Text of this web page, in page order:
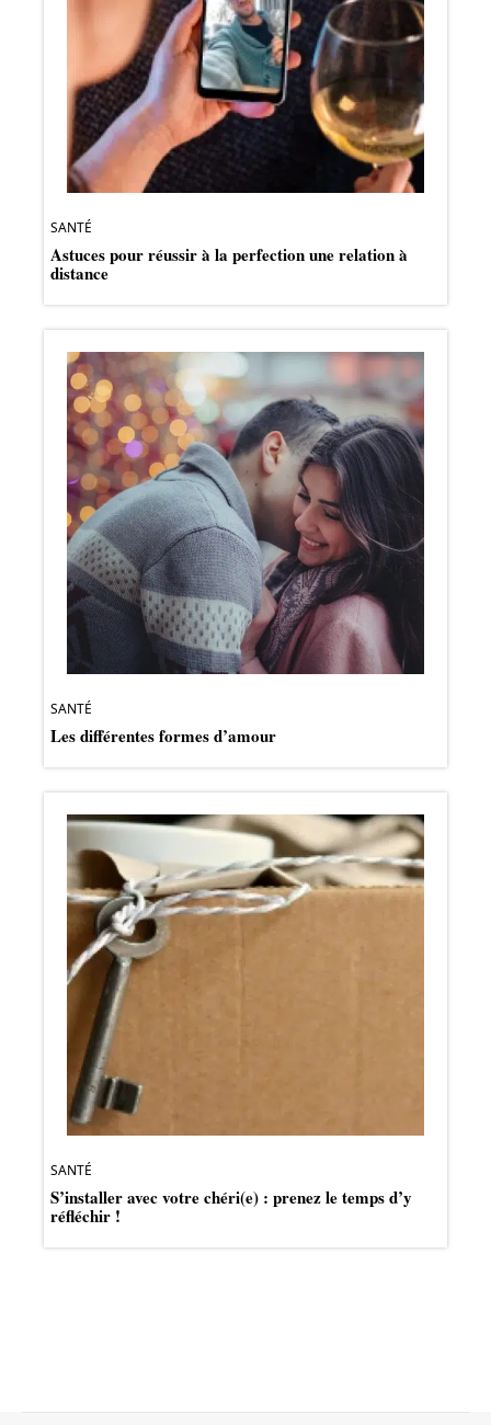
SANTÉ
Astuces pour réussir à la perfection une relation à
distance
SANTÉ
Les différentes formes d’amour
SANTÉ
S’installer avec votre chéri(e) : prenez le temps d’y
réfléchir !